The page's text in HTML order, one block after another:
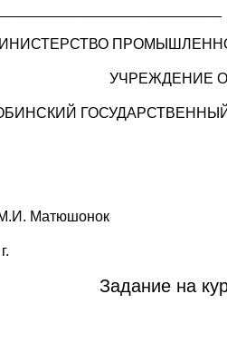
УЧРЕЖДЕНИЕ
М.И. Матюшонок
Задание на